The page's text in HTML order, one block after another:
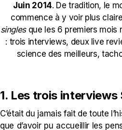
Juin 2014. De tradition, le
commence à y voir plus
singles que les 6 premiers mois
: trois interviews, deux live
science des meilleurs,
1. Les trois interviews
C’était du jamais fait de toute
que d’avoir pu accueillir les